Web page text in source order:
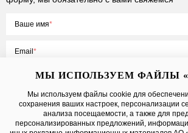
Ваше имя
Email
Нажимая на кнопку «Отправить», вы принимаете
оферты, даетесогласие на обработку
МЫ ИСПОЛЬЗУЕМ ФАЙЛЫ
Мы используем файлы cookie для
сохранения ваших настроек, персонализации
анализа посещаемости, а также для
персонализированных предложений,